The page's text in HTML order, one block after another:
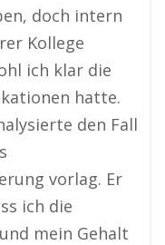
doch intern
Kollege
ich klar die
hatte.
den Fall
vorlag. Er
ich die
mein Gehalt